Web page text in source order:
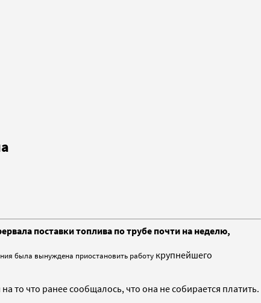
поставки топлива по трубе почти на неделю,
была вынуждена приостановить работу крупнейшего
то что ранее сообщалось, что она не собирается платить.